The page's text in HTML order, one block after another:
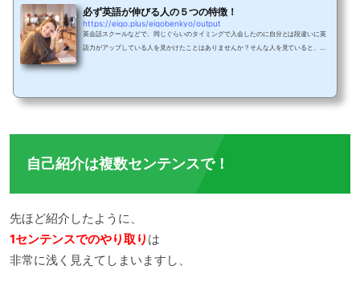
必ず英語が伸びる人の５つの特徴！
https://eigo.plus/eigobenkyo/output
英会話スクールなどで、同じぐらいのタイミングで入会したのに自分とは段違いに英
語力がアップしている人を見かけたことはありませんか？そんな人を見ていると、
か？今回は必ず英語が伸びる人の特徴を5つ紹介します。英語を学ぶ目的がある英語
自己紹介は複数センテンスで！
先ほど紹介したように、
1センテンスでのやり取り は
非常に浅く見えてしまいますし、